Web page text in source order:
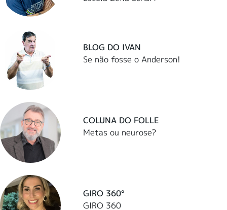
BLOG DO IVAN
Se não fosse o Anderson!
COLUNA DO FOLLE
Metas ou neurose?
GIRO 360°
GIRO 360